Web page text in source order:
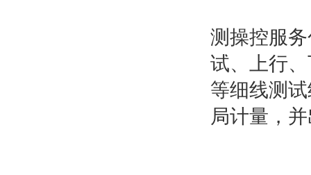
测操控服
试、上行
等细线测
局计量，